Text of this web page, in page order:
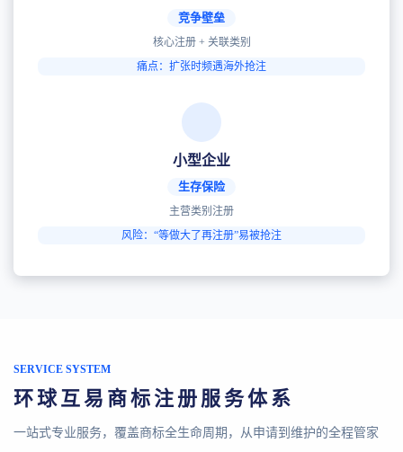
竞争壁垒
核心注册 + 关联类别
痛点：扩张时频遇海外抢注
小型企业
生存保险
主营类别注册
风险：“等做大了再注册”易被抢注
SERVICE SYSTEM
环球互易商标注册服务体系
一站式专业服务，覆盖商标全生命周期，从申请到维护的全程管家